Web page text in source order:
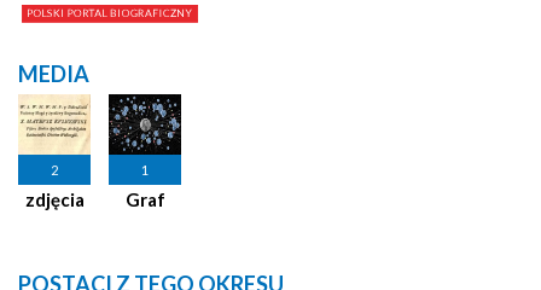
MEDIA
2
zdjęcia
1
Graf
POSTACI Z TEGO OKRESU